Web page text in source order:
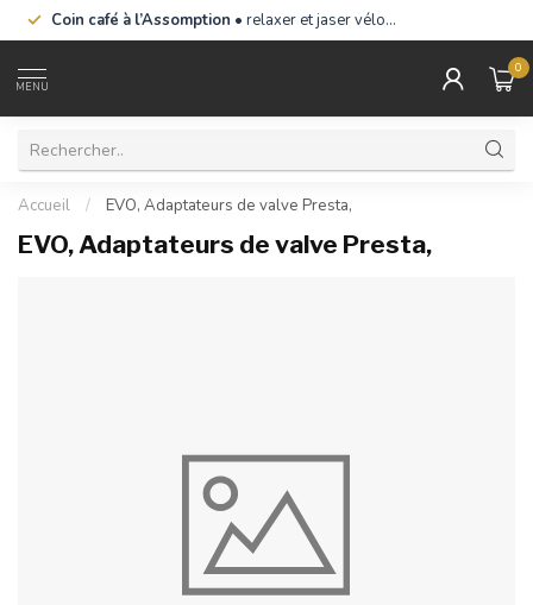
Coin café à l’Assomption • relaxer et jaser vélo…
MENU
0
Accueil / EVO, Adaptateurs de valve Presta,
EVO, Adaptateurs de valve Presta,